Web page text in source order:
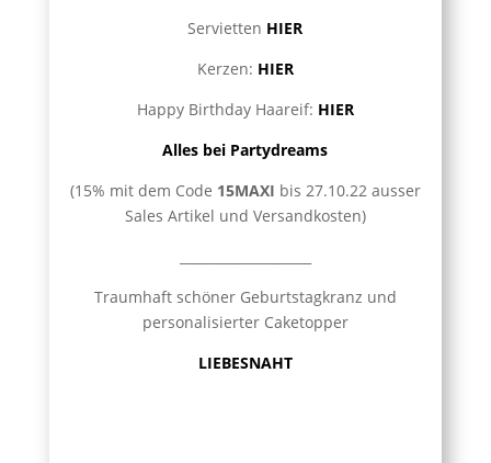
Servietten HIER
Kerzen: HIER
Happy Birthday Haareif: HIER
Alles bei Partydreams
(15% mit dem Code 15MAXI bis 27.10.22 ausser
Sales Artikel und Versandkosten)
Traumhaft schöner Geburtstagkranz und
personalisierter Caketopper
LIEBESNAHT